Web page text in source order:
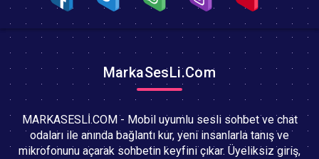
MarkaSesLi.Com
MARKASESLİ.COM - Mobil uyumlu sesli sohbet ve chat
odaları ile anında bağlantı kur, yeni insanlarla tanış ve
mikrofonunu açarak sohbetin keyfini çıkar. Üyeliksiz giriş,